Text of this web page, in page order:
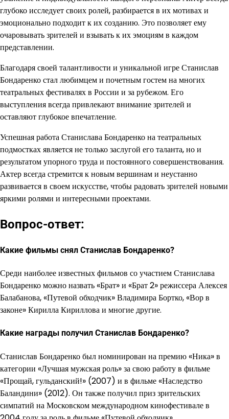
глубоко исследует своих ролей, разбирается в их мотивах и
эмоционально подходит к их созданию. Это позволяет ему
очаровывать зрителей и взывать к их эмоциям в каждом
представлении.
Благодаря своей талантливости и уникальной игре Станислав
Бондаренко стал любимцем и почетным гостем на многих
театральных фестивалях в России и за рубежом. Его
выступления всегда привлекают внимание зрителей и
оставляют глубокое впечатление.
Успешная работа Станислава Бондаренко на театральных
подмостках является не только заслугой его таланта, но и
результатом упорного труда и постоянного совершенствования.
Актер всегда стремится к новым вершинам и неустанно
развивается в своем искусстве, чтобы радовать зрителей новыми
яркими ролями и интересными проектами.
Вопрос-ответ:
Какие фильмы снял Станислав Бондаренко?
Среди наиболее известных фильмов со участием Станислава
Бондаренко можно назвать «Брат» и «Брат 2» режиссера Алексея
Балабанова, «Путевой обходчик» Владимира Бортко, «Вор в
законе» Кирилла Кириллова и многие другие.
Какие награды получил Станислав Бондаренко?
Станислав Бондаренко был номинирован на премию «Ника» в
категории «Лучшая мужская роль» за свою работу в фильме
«Прощай, гульданский!» (2007) и в фильме «Наследство
Баландини» (2012). Он также получил приз зрительских
симпатий на Московском международном кинофестивале в